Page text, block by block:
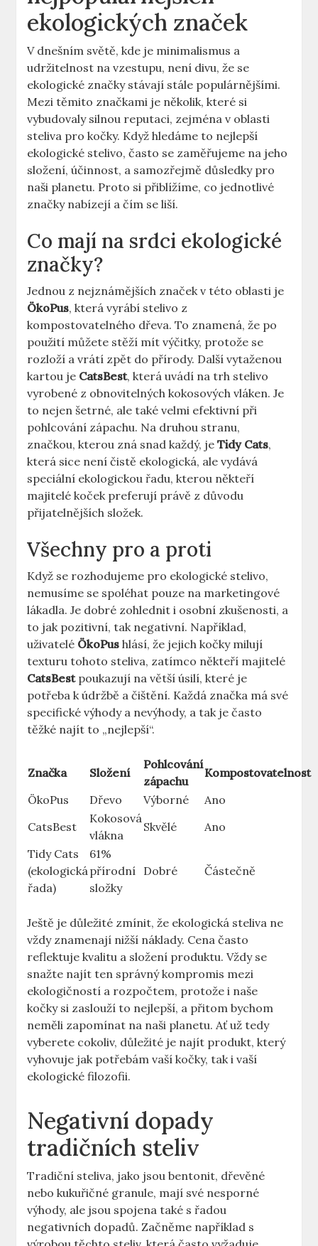
ekologických značek
V dnešním světě, kde je minimalismus a
udržitelnost na vzestupu, není divu, že se
ekologické značky stávají stále populárnějšími.
Mezi těmito značkami je několik, které si
vybudovaly silnou reputaci, zejména v oblasti
steliva pro kočky. Když hledáme to nejlepší
ekologické stelivo, často se zaměřujeme na jeho
složení, účinnost, a samozřejmě důsledky pro
naši planetu. Proto si přiblížíme, co jednotlivé
značky nabízejí a čím se liší.
Co mají na srdci ekologické
značky?
Jednou z nejznámějších značek v této oblasti je
ÖkoPus, která vyrábí stelivo z
kompostovatelného dřeva. To znamená, že po
použití můžete stěží mít výčitky, protože se
rozloží a vrátí zpět do přírody. Další vytaženou
kartou je CatsBest, která uvádí na trh stelivo
vyrobené z obnovitelných kokosových vláken. Je
to nejen šetrné, ale také velmi efektivní při
pohlcování zápachu. Na druhou stranu,
značkou, kterou zná snad každý, jeTidy Cats,
která sice není čistě ekologická, ale vydává
speciální ekologickou řadu, kterou někteří
majitelé koček preferují právě z důvodu
přijatelnějších složek.
Všechny pro a proti
Když se rozhodujeme pro ekologické stelivo,
nemusíme se spoléhat pouze na marketingové
lákadla. Je dobré zohlednit i osobní zkušenosti, a
to jak pozitivní, tak negativní. Například,
uživatelé ÖkoPus hlásí, že jejich kočky milují
texturu tohoto steliva, zatímco někteří majitelé
CatsBestpoukazují na větší úsilí, které je
potřeba k údržbě a čištění. Každá značka má své
specifické výhody a nevýhody, a tak je často
těžké najít to „nejlepší“.
Značka Složení
Pohlcování
zápachu
Kompostovatelnost
ÖkoPus
Dřevo Výborné
Ano
CatsBest
Kokosová
vlákna
Skvělé
Ano
Tidy Cats
(ekologická
řada)
61%
přírodní
složky
Dobré Částečně
Ještě je důležité zmínit, že ekologická steliva ne
vždy znamenají nižší náklady. Cena často
reflektuje kvalitu a složení produktu. Vždy se
snažte najít ten správný kompromis mezi
ekologičností a rozpočtem, protože i naše
kočky si zaslouží to nejlepší, a přitom bychom
neměli zapomínat na naši planetu. Ať už tedy
vyberete cokoliv, důležité je najít produkt, který
vyhovuje jak potřebám vaší kočky, tak i vaší
ekologické filozofii.
Negativní dopady
tradičních steliv
Tradiční steliva, jako jsou bentonit, dřevěné
nebo kukuřičné granule, mají své nesporné
výhody, ale jsou spojena také s řadou
negativních dopadů. Začněme například s